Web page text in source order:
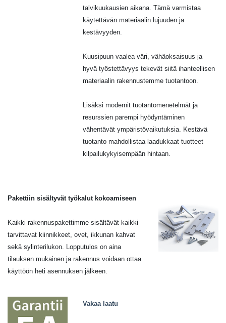
talvikuukausien aikana. Tämä varmistaa
käytettävän materiaalin lujuuden ja
kestävyyden.
Kuusipuun vaalea väri, vähäoksaisuus ja
hyvä työstettävyys tekevät siitä ihanteellisen
materiaalin rakennustemme tuotantoon.
Lisäksi modernit tuotantomenetelmät ja
resurssien parempi hyödyntäminen
vähentävät ympäristövaikutuksia. Kestävä
tuotanto mahdollistaa laadukkaat tuotteet
kilpailukykyisempään hintaan.
Pakettiin sisältyvät työkalut kokoamiseen
Kaikki rakennuspakettimme sisältävät kaikki
tarvittavat kiinnikkeet, ovet, ikkunan kahvat
sekä sylinterilukon. Lopputulos on aina
tilauksen mukainen ja rakennus voidaan ottaa
käyttöön heti asennuksen jälkeen.
Vakaa laatu